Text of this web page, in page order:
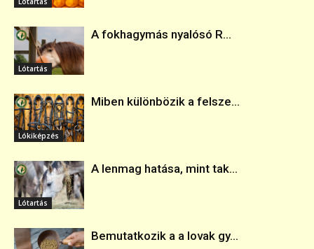
Lótartás
A fokhagymás nyalósó R...
Lókiképzés
Miben különbözik a felsze...
Lótartás
A lenmag hatása, mint tak...
Bemutatkozik a a lovak gy...